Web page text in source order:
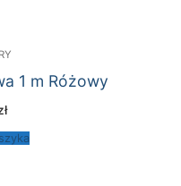
1 m Różowy